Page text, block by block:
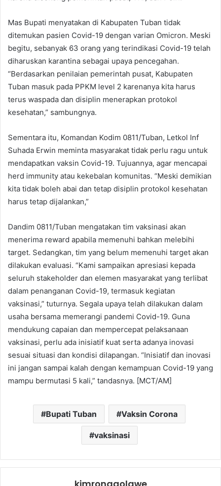
Mas Bupati menyatakan di Kabupaten Tuban tidak
ditemukan pasien Covid-19 dengan varian Omicron. Meski
begitu, sebanyak 63 orang yang terindikasi Covid-19 telah
diharuskan karantina sebagai upaya pencegahan.
“Berdasarkan penilaian pemerintah pusat, Kabupaten
Tuban masuk pada PPKM level 2 karenanya kita harus
terus waspada dan disiplin menerapkan protokol
kesehatan,” sambungnya.
Sementara itu, Komandan Kodim 0811/Tuban, Letkol Inf
Suhada Erwin meminta masyarakat tidak perlu ragu untuk
mendapatkan vaksin Covid-19. Tujuannya, agar mencapai
herd immunity atau kekebalan komunitas. “Meski demikian
kita tidak boleh abai dan tetap disiplin protokol kesehatan
harus tetap dijalankan,”
Dandim 0811/Tuban mengatakan tim vaksinasi akan
menerima reward apabila memenuhi bahkan melebihi
target. Sedangkan, tim yang belum memenuhi target akan
dilakukan evaluasi. “Kami sampaikan apresiasi kepada
seluruh stakeholder dan elemen masyarakat yang terlibat
dalam penanganan Covid-19, termasuk kegiatan
vaksinasi,” tuturnya. Segala upaya telah dilakukan dalam
usaha bersama memerangi pandemi Covid-19. Guna
mendukung capaian dan mempercepat pelaksanaan
vaksinasi, perlu ada inisiatif kuat serta adanya inovasi
sesuai situasi dan kondisi dilapangan. “Inisiatif dan inovasi
ini jangan sampai kalah dengan kemampuan Covid-19 yang
mampu bermutasi 5 kali,” tandasnya. [MCT/AM]
Bupati Tuban Vaksin Corona
vaksinasi